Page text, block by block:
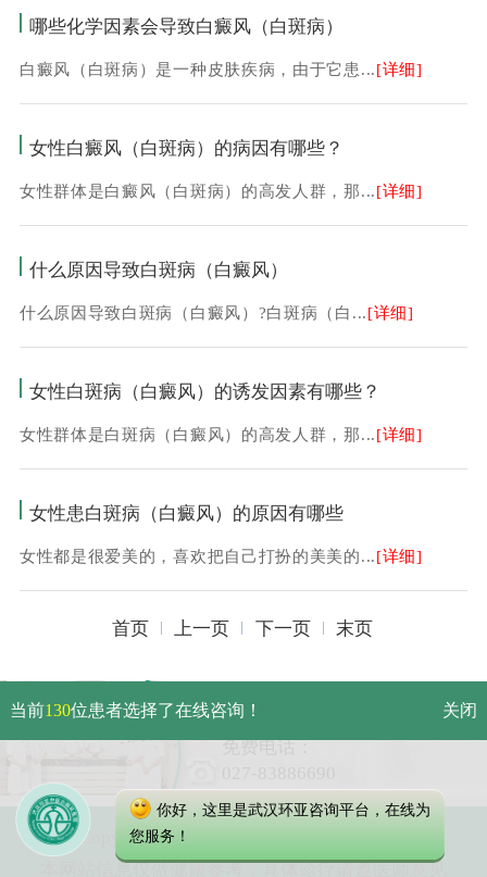
哪些化学因素会导致白癜风（白斑病）
白癜风（白斑病）是一种皮肤疾病，由于它患...[详细]
女性白癜风（白斑病）的病因有哪些？
女性群体是白癜风（白斑病）的高发人群，那...[详细]
什么原因导致白斑病（白癜风）
什么原因导致白斑病（白癜风）?白斑病（白...[详细]
女性白斑病（白癜风）的诱发因素有哪些？
女性群体是白斑病（白癜风）的高发人群，那...[详细]
女性患白斑病（白癜风）的原因有哪些
女性都是很爱美的，喜欢把自己打扮的美美的...[详细]
首页 上一页 下一页 末页
武汉市硚口区解放大道469号附
6（原479号）
免费电话：
Copyright 2023 武汉环亚中医白癜风医院
本网站信息仅做健康参考，具体诊疗请遵医师意见
当前130位患者选择了在线咨询！ 关闭
你好，这里是武汉环亚咨询平台，在线为
您服务！